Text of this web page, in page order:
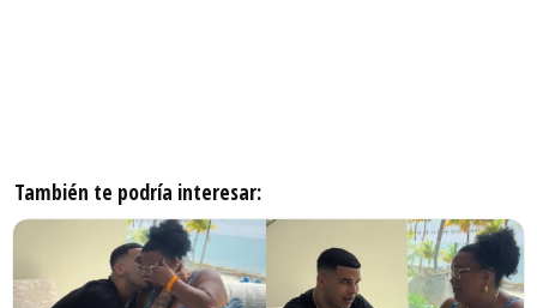
También te podría interesar: